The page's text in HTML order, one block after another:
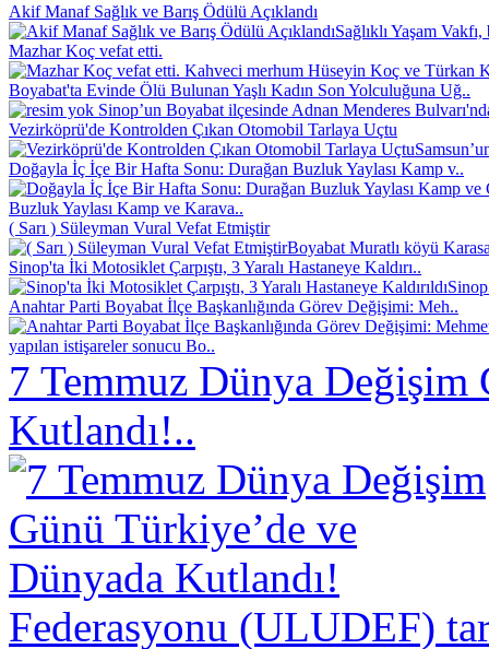
Akif Manaf Sağlık ve Barış Ödülü Açıklandı
Sağlıklı Yaşam
Mazhar Koç vefat etti.
Kahveci merhum Hüseyin Koç ve Türkan
Boyabat'ta Evinde Ölü Bulunan Yaşlı Kadın Son Yolculuğuna Uğ..
Sinop’un Boyabat ilçesinde Adnan Menderes
Vezirköprü'de Kontrolden Çıkan Otomobil Tarlaya Uçtu
Doğayla İç İçe Bir Hafta Sonu: Durağan Buzluk Yaylası Kamp v..
Buzluk Yaylası Kamp ve Karava..
( Sarı ) Süleyman Vural Vefat Etmiştir
Boyabat Muratlı köyü
Sinop'ta İki Motosiklet Çarpıştı, 3 Yaralı Hastaneye Kaldırı..
Anahtar Parti Boyabat İlçe Başkanlığında Görev Değişimi: Meh..
yapılan istişareler sonucu Bo..
7 Temmuz Dünya Değişim
Kutlandı!..
Federasyonu (ULUDEF)